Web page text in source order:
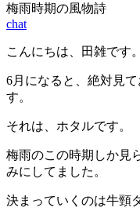
梅雨時期の風物詩
chat
こんにちは、田雑です。
6月になると、絶対見
す。
それは、 ホタルです。
梅雨のこの時期しか見
みにしてました。
決まっていくのは牛頸